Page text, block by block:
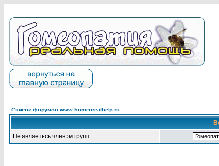
Список форумов www.homeorealhelp.ru
Не являетесь членом групп